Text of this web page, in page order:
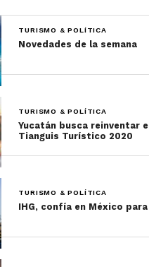
TURISMO & POLÍTICA
Novedades de la semana
TURISMO & POLÍTICA
Yucatán busca reinventar
Tianguis Turístico 2020
TURISMO & POLÍTICA
IHG, confía en México